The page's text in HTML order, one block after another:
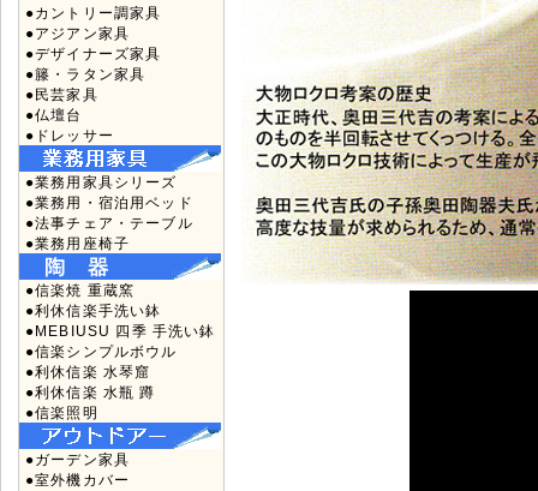
●カントリー調家具
●アジアン家具
●デザイナーズ家具
●籐・ラタン家具
●民芸家具
●仏壇台
●ドレッサー
●業務用家具シリーズ
●業務用・宿泊用ベッド
●法事チェア・テーブル
●業務用座椅子
●信楽焼 重蔵窯
●利休信楽手洗い鉢
●MEBIUSU 四季 手洗い鉢
●信楽シンプルボウル
●利休信楽 水琴窟
●利休信楽 水瓶 蹲
●信楽照明
●ガーデン家具
●室外機カバー